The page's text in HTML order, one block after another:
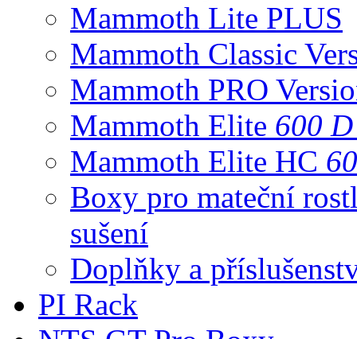
Mammoth Lite PLUS
Mammoth Classic
Mammoth PRO
Mammoth Elite 600
Mammoth Elite HC
Boxy pro mateční
sušení
Doplňky a
PI Rack